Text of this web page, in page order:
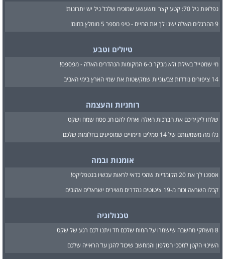
נפלאות גיל 70: קטע קצר ומשעשע שמוכיח שלכל גיל יש יתרונות!
9 ההרגלים האלה ישנו לך את החיים - טיפ מספר 5 מומלץ בחום!
טיולים וטבע
מי שמטייל באילת ולא מבקר ב-6 המקומות הנהדרים האלה - מפספס!
14 ציפורים נודדות צבעוניות שמקשטות את שמי הארץ בימי האביב
רוחניות והעצמה
שלחו ליקיריכם את הברכות האלה ואחלו להם חג פסח שמח ושקט
גלו מה משמעותם של 14 סמלים ודימויים שמופיעים בחלומות שלכם
אומנות ובמה
אספנו לך את 20 הקומדיות שהכי כדאי לראות עכשיו בנטפליקס!
קבלו השראה וכוח מ-19 ציטוטים נהדרים משירים ישראלים אהובים
טכנולוגיה
8 משחקי מחשבה שישמרו על המוח שלכם חד ויתנו לכם רגע של שקט
השינוי הקטן למסכי הטלפון והמחשב שיכול להגן על הראייה שלכם